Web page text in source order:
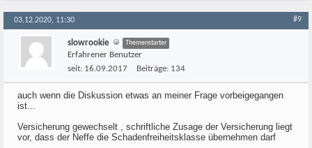
03.12.2020, 11:30 #9
slowrookie Themenstarter
Erfahrener Benutzer
seit: 16.09.2017 Beiträge: 134
auch wenn die Diskussion etwas an meiner Frage vorbeigegangen
ist...
Versicherung gewechselt , schriftliche Zusage der Versicherung liegt
vor, dass der Neffe die Schadenfreiheitsklasse übernehmen darf